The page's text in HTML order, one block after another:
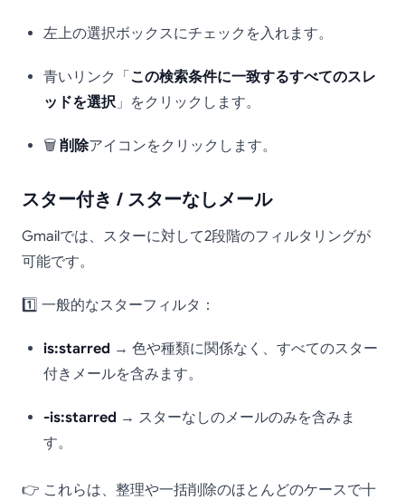
左上の選択ボックスにチェックを入れます。
青いリンク「 この検索条件に一致するすべてのスレ
ッドを選択 」をクリックします。
🗑️ 削除アイコンをクリックします。
スター付き / スターなしメール
Gmailでは、スターに対して2段階のフィルタリングが
可能です。
1️⃣ 一般的なスターフィルタ：
is:starred → 色や種類に関係なく、すべてのスター
付きメールを含みます。
-is:starred → スターなしのメールのみを含みま
す。
👉 これらは、整理や一括削除のほとんどのケースで十